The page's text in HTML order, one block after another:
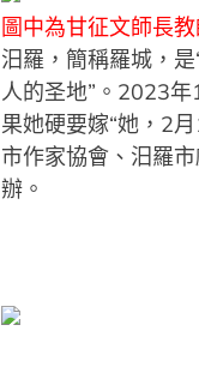
圖中為甘征文師長
汨羅，簡稱羅城，
人的圣地”。2023
果她硬要嫁“她，2
市作家協會、汨羅
辦。